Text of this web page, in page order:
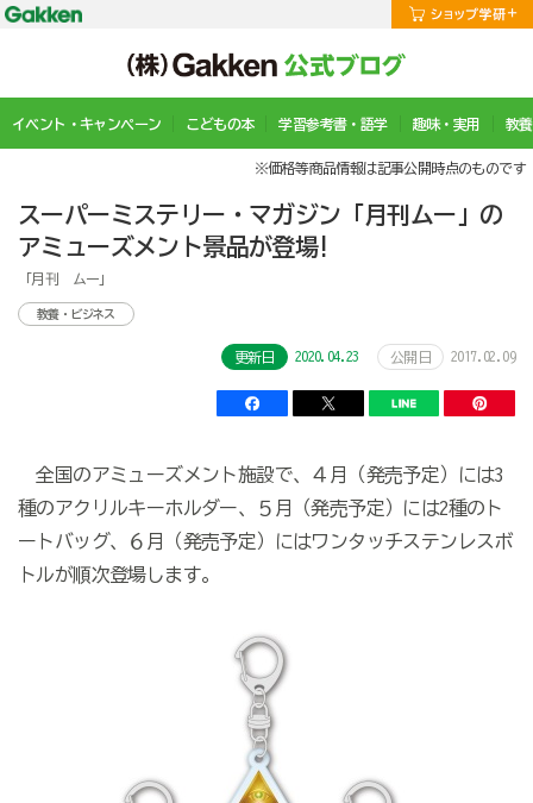
イベント・キャンペーン こどもの本 学習参考書・語学 趣味・実用 教
※価格等商品情報は記事公開時点のものです
スーパーミステリー・マガジン「月刊ムー」の
アミューズメント景品が登場!
「月刊 ムー」
教養・ビジネス
更新日 2020.04.23 公開日 2017.02.09
全国のアミューズメント施設で、４月（発売予定）には3
種のアクリルキーホルダー、５月（発売予定）には2種のト
ートバッグ、６月（発売予定）にはワンタッチステンレスボ
トルが順次登場します。